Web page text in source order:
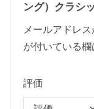
ング）クラシ
メールアドレ
が付いている
評価